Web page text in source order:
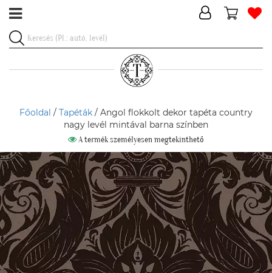
Főoldal / Tapéták / Angol flokkolt dekor tapéta country
nagy levél mintával barna színben
A termék személyesen megtekinthető